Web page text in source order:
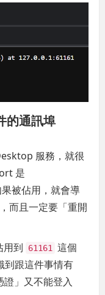
的通訊埠
服務，就很
是
被佔用，就會導
而且一定要「重開
用到
61161
這個
到跟這件事情有
」又不能登入